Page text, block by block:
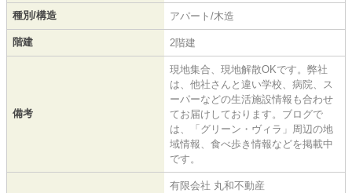
種別/構造 アパート/木造
階建 2階建
備考
現地集合、現地解散OKです。弊社
は、他社さんと違い学校、病院、ス
ーパーなどの生活施設情報も合わせ
てお届けしております。ブログで
は、「グリーン・ヴィラ」周辺の地
域情報、食べ歩き情報などを掲載中
です。
有限会社 丸和不動産